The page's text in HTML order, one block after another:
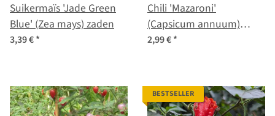
Suikermaïs 'Jade Green
Blue' (Zea mays) zaden
3,39 €*
Chili 'Mazaroni'
(Capsicum annuum)
zaden
2,99 €*
BESTSELLER